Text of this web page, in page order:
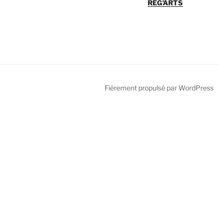
REG’ARTS
Fièrement propulsé par WordPress